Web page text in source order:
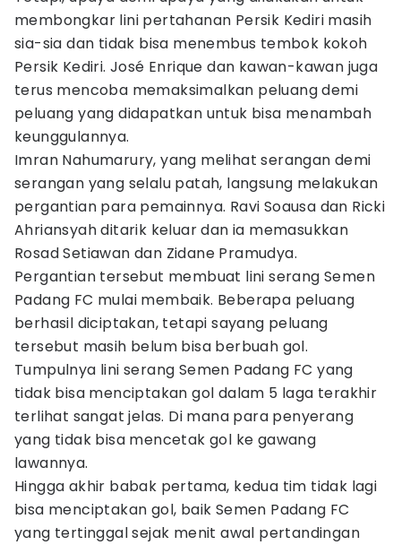
membongkar lini pertahanan Persik Kediri masih
sia-sia dan tidak bisa menembus tembok kokoh
Persik Kediri. José Enrique dan kawan-kawan juga
terus mencoba memaksimalkan peluang demi
peluang yang didapatkan untuk bisa menambah
keunggulannya.
Imran Nahumarury, yang melihat serangan demi
serangan yang selalu patah, langsung melakukan
pergantian para pemainnya. Ravi Soausa dan Ricki
Ahriansyah ditarik keluar dan ia memasukkan
Rosad Setiawan dan Zidane Pramudya.
Pergantian tersebut membuat lini serang Semen
Padang FC mulai membaik. Beberapa peluang
berhasil diciptakan, tetapi sayang peluang
tersebut masih belum bisa berbuah gol.
Tumpulnya lini serang Semen Padang FC yang
tidak bisa menciptakan gol dalam 5 laga terakhir
terlihat sangat jelas. Di mana para penyerang
yang tidak bisa mencetak gol ke gawang
lawannya.
Hingga akhir babak pertama, kedua tim tidak lagi
bisa menciptakan gol, baik Semen Padang FC
yang tertinggal sejak menit awal pertandingan